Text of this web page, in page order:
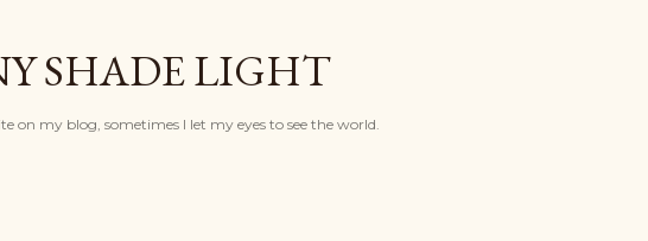
SHADE LIGHT
on my blog, sometimes I let my eyes to see the world.